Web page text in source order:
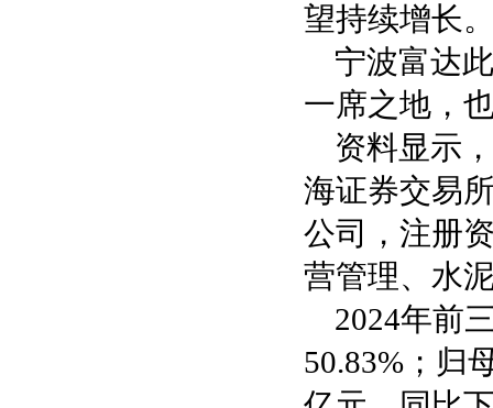
望持续增长
宁波富达
一席之地，
资料显示
海证券交易
公司，注册
营管理、水
2024年前
50.83%；归